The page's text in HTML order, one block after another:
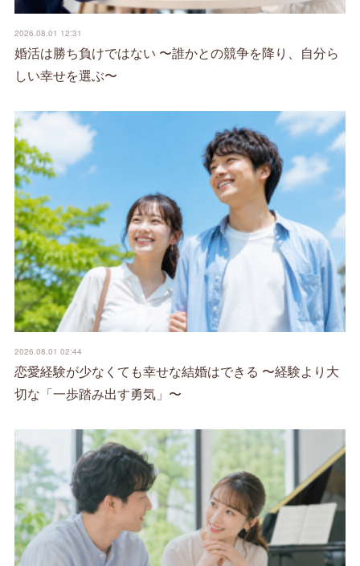
2026.08.01 12:31
婚活は勝ち負けではない 〜誰かとの競争を降り、自分ら
しい幸せを選ぶ〜
2026.08.01 02:44
恋愛経験が少なくても幸せな結婚はできる 〜経験より大
切な「一歩踏み出す勇気」〜